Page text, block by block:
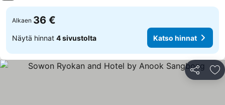
Alkaen 36 €
Näytä hinnat 4 sivustolta Katso hinnat
Jaa